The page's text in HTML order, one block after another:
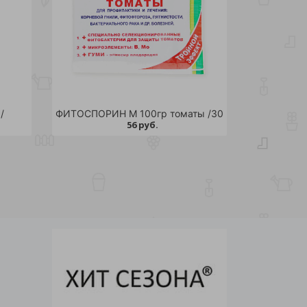
ФИТОСПОРИН М 100гр томаты /30
56 руб.